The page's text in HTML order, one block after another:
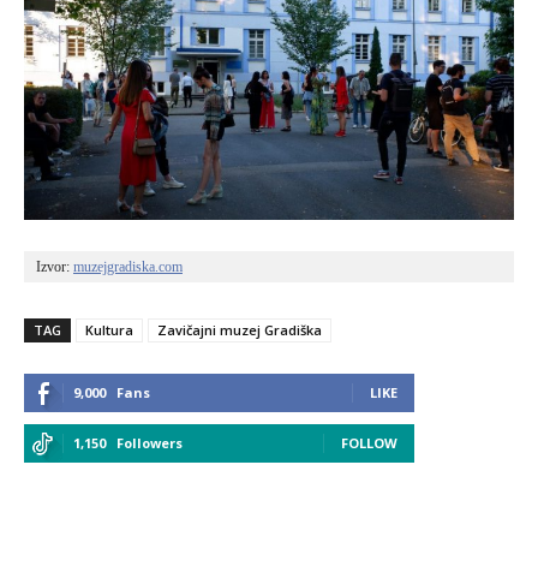
Izvor: muzejgradiska.com
TAG Kultura Zavičajni muzej Gradiška
9,000 Fans LIKE
1,150 Followers FOLLOW